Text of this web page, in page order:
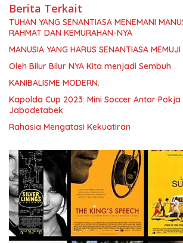
Berita Terkait
TUHAN YANG SENANTIASA MENEMANI
RAHMAT DAN KEMURAHAN-NYA
MANUSIA YANG HARUS SENANTIASA
Oleh Bilur Bilur NYA Kita menjadi Sembuh
KANIBALISME MODERN.
Kapolda Cup 2023: Mini Soccer Antar
Jabodetabek
Rahasia Mengatasi Kekuatiran